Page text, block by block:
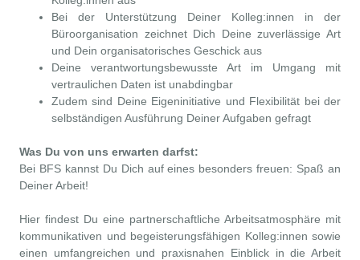
Bei der Unterstützung Deiner Kolleg:innen in der
Büroorganisation zeichnet Dich Deine zuverlässige Art
und Dein organisatorisches Geschick aus
Deine verantwortungsbewusste Art im Umgang mit
vertraulichen Daten ist unabdingbar
Zudem sind Deine Eigeninitiative und Flexibilität bei der
selbständigen Ausführung Deiner Aufgaben gefragt
Was Du von uns erwarten darfst:
Bei BFS kannst Du Dich auf eines besonders freuen: Spaß an
Deiner Arbeit!
Hier findest Du eine partnerschaftliche Arbeitsatmosphäre mit
kommunikativen und begeisterungsfähigen Kolleg:innen sowie
einen umfangreichen und praxisnahen Einblick in die Arbeit